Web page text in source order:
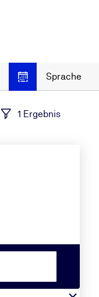
Sprache
1 Ergebnis